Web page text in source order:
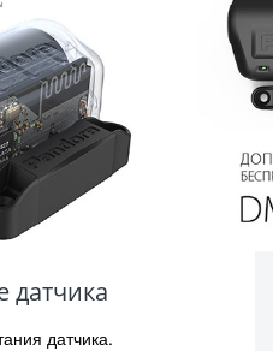
датчика
датчика.